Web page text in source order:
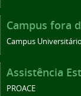
Campus fora
Campus
Assistência
PROACE